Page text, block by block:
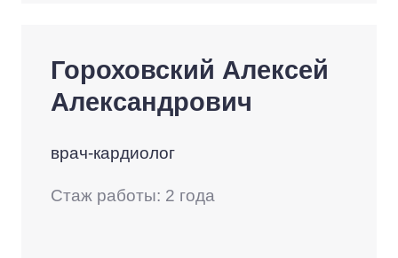
Гороховский Алексей
Александрович
врач-кардиолог
Стаж работы: 2 года